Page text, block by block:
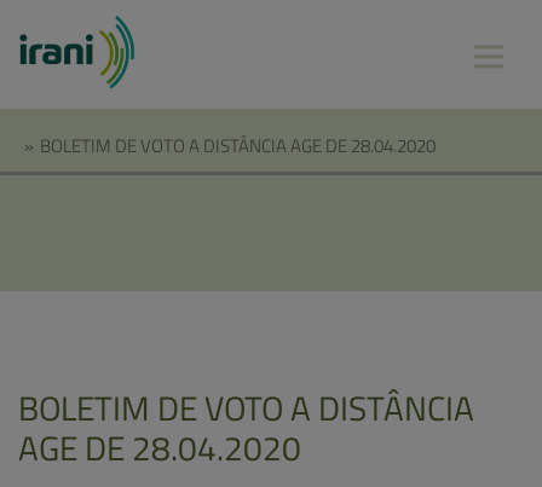
» BOLETIM DE VOTO A DISTÂNCIA AGE DE 28.04.2020
BOLETIM DE VOTO A DISTÂNCIA
AGE DE 28.04.2020